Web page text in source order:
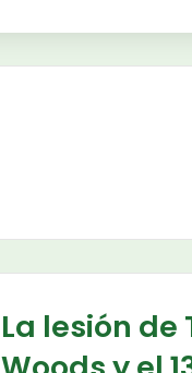
La lesión de